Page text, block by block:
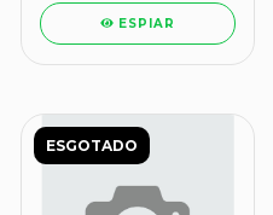
ESPIAR
ESGOTADO